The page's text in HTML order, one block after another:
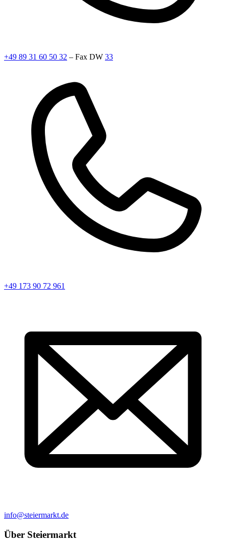
+49 89 31 60 50 32 – Fax DW 33
+49 173 90 72 961
info@steiermarkt.de
Über Steiermarkt